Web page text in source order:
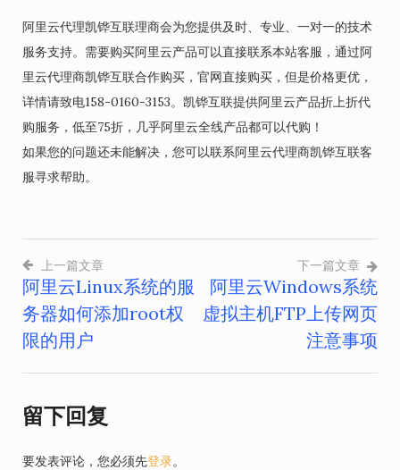
阿里云代理凯铧互联理商会为您提供及时、专业、一对一的技术
服务支持。需要购买阿里云产品可以直接联系本站客服，通过阿
里云代理商凯铧互联合作购买，官网直接购买，但是价格更优，
详情请致电158-0160-3153。凯铧互联提供阿里云产品折上折代
购服务，低至75折，几乎阿里云全线产品都可以代购！
如果您的问题还未能解决，您可以联系阿里云代理商凯铧互联客
服寻求帮助。
文
章
上一篇文章
阿里云Linux系统的服
务器如何添加root权
限的用户
下一篇文章
阿里云Windows系统
虚拟主机FTP上传网页
注意事项
留下回复
要发表评论，您必须先登录。